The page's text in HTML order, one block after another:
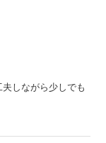
しながら少しでも